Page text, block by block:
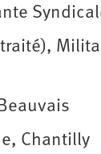
Chantilly